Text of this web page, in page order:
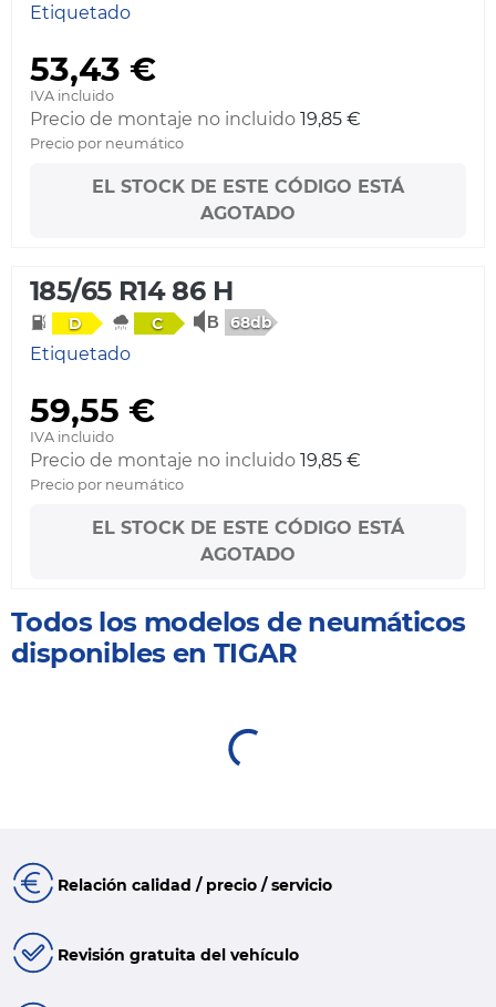
Etiquetado
53,43 €
IVA incluido
Precio de montaje no incluido 19,85 €
Precio por neumático
EL STOCK DE ESTE CÓDIGO ESTÁ
AGOTADO
185/65 R14 86 H
D C 68db
Etiquetado
59,55 €
IVA incluido
Precio de montaje no incluido 19,85 €
Precio por neumático
EL STOCK DE ESTE CÓDIGO ESTÁ
AGOTADO
Todos los modelos de neumáticos
disponibles en TIGAR
Relación calidad / precio / servicio
Revisión gratuita del vehículo